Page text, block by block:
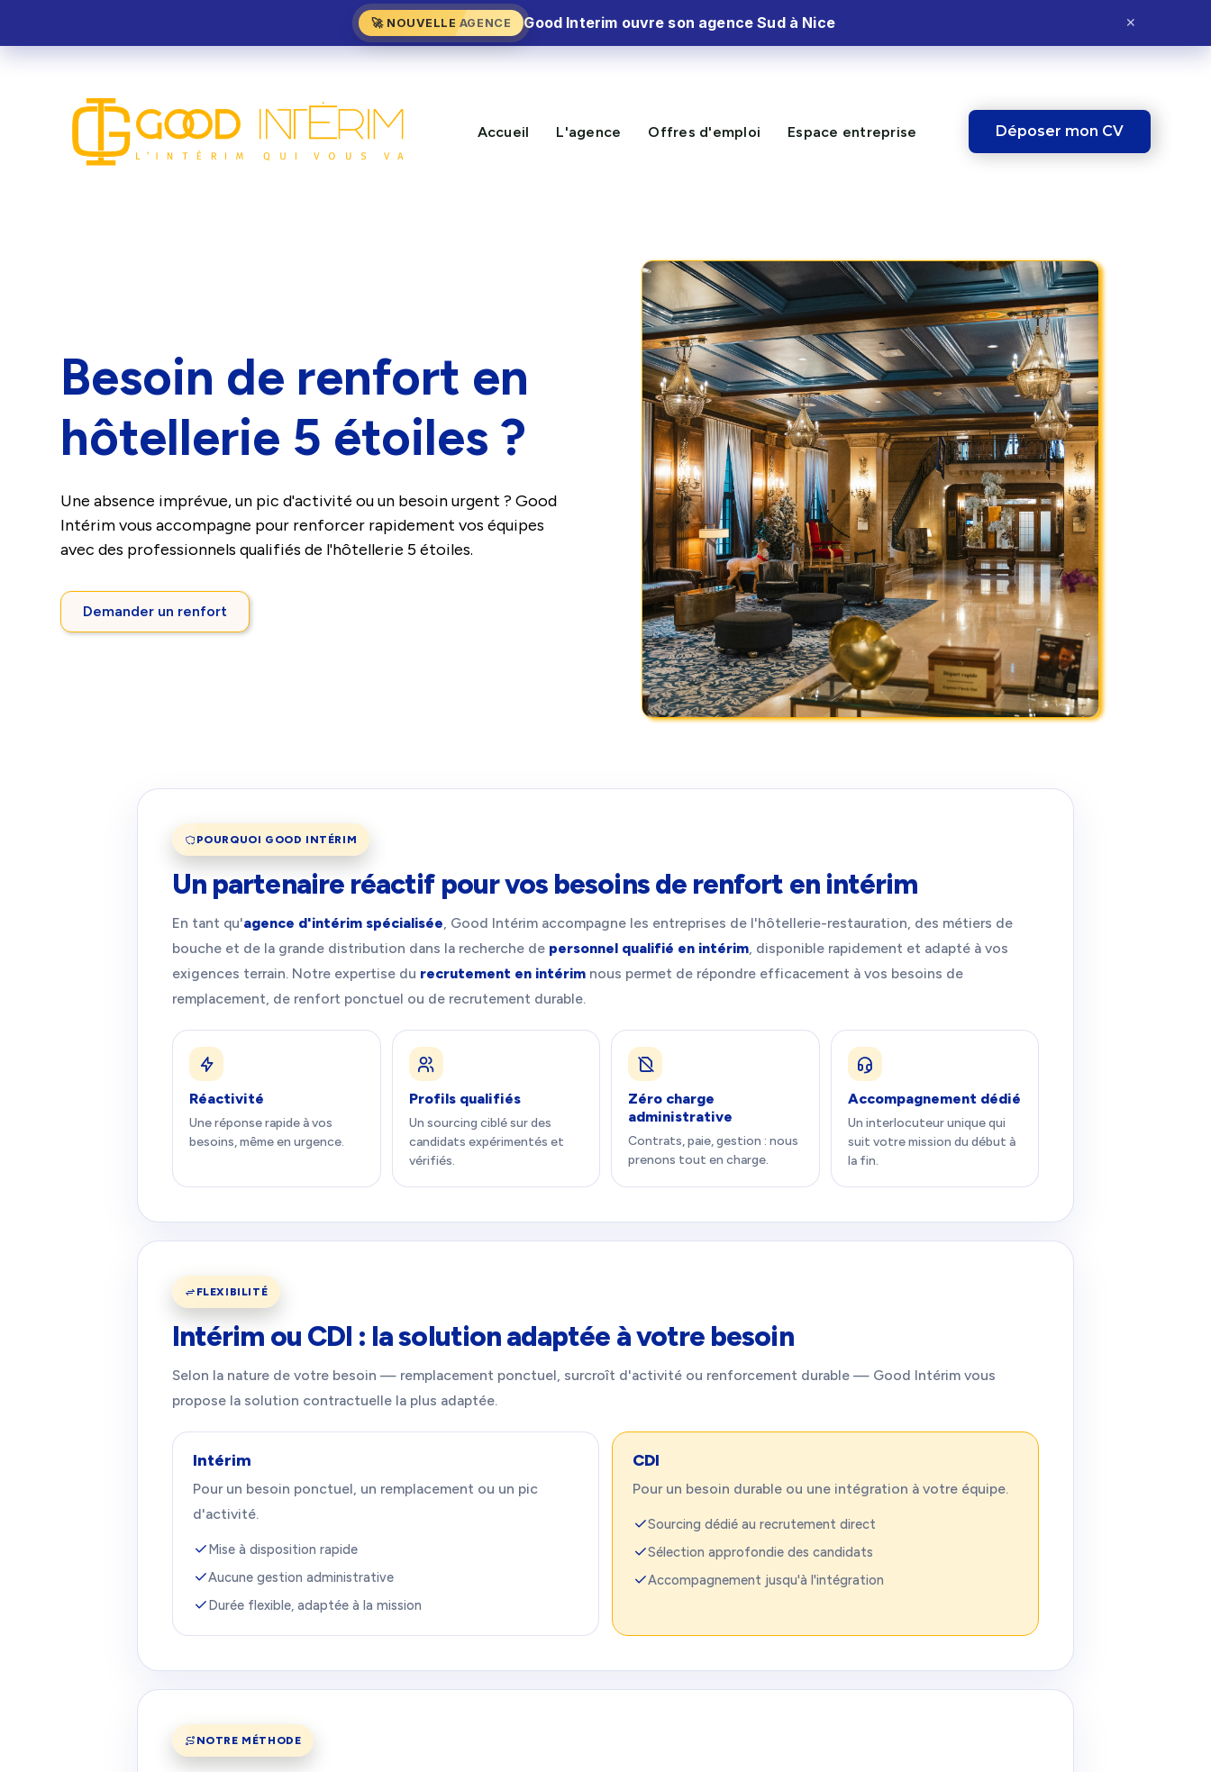
🚀 NOUVELLE AGENCE Good Interim ouvre son agence Sud à Nice ✕
Accueil L'agence Offres d'emploi Espace entreprise Déposer mon CV
Besoin de renfort en
hôtellerie 5 étoiles ?
Une absence imprévue, un pic d'activité ou un besoin urgent ? Good
Intérim vous accompagne pour renforcer rapidement vos équipes
avec des professionnels qualifiés de l'hôtellerie 5 étoiles.
Demander un renfort
POURQUOI GOOD INTÉRIM
Un partenaire réactif pour vos besoins de renfort en intérim
En tant qu'agence d'intérim spécialisée, Good Intérim accompagne les entreprises de l'hôtellerie-restauration, des métiers de
bouche et de la grande distribution dans la recherche de personnel qualifié en intérim, disponible rapidement et adapté à vos
exigences terrain. Notre expertise du recrutement en intérim nous permet de répondre efficacement à vos besoins de
remplacement, de renfort ponctuel ou de recrutement durable.
Réactivité
Une réponse rapide à vos
besoins, même en urgence.
Profils qualifiés
Un sourcing ciblé sur des
candidats expérimentés et
vérifiés.
Zéro charge
administrative
Contrats, paie, gestion : nous
prenons tout en charge.
Accompagnement dédié
Un interlocuteur unique qui
suit votre mission du début à
la fin.
FLEXIBILITÉ
Intérim ou CDI : la solution adaptée à votre besoin
Selon la nature de votre besoin — remplacement ponctuel, surcroît d'activité ou renforcement durable — Good Intérim vous
propose la solution contractuelle la plus adaptée.
Intérim
Pour un besoin ponctuel, un remplacement ou un pic
d'activité.
Mise à disposition rapide
Aucune gestion administrative
Durée flexible, adaptée à la mission
CDI
Pour un besoin durable ou une intégration à votre équipe.
Sourcing dédié au recrutement direct
Sélection approfondie des candidats
Accompagnement jusqu'à l'intégration
NOTRE MÉTHODE